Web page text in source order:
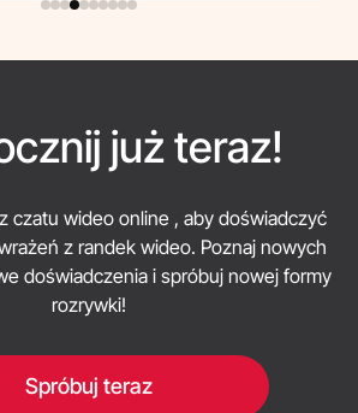
już teraz!
czatu wideo online , aby doświadczyć
z randek wideo. Poznaj nowych
doświadczenia i spróbuj nowej formy
rozrywki!
Spróbuj teraz